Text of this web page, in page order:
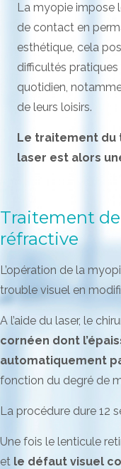
La myopie impose
de contact en
esthétique, cela
difficultés
quotidien,
de leurs loisirs.
Le traitement du
laser est alors
Traitement
réfractive
L’opération de la
trouble visuel en
A l’aide du laser, le
cornéen dont
automatiquement
fonction du degré de
La procédure dure 12
Une fois le lenticule
et le défaut visuel